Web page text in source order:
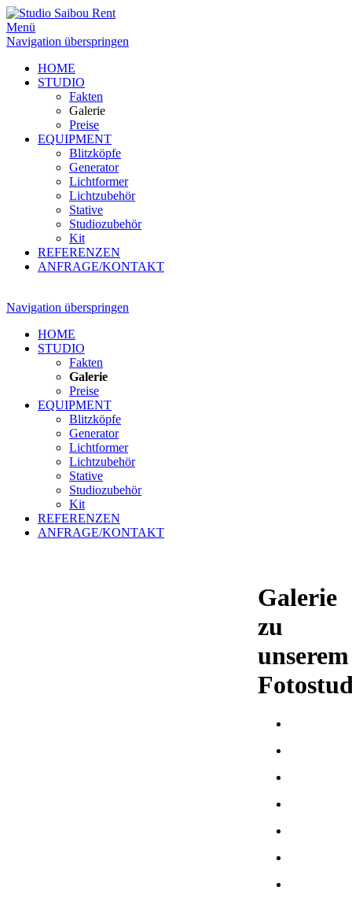
Menü
Navigation überspringen
HOME
STUDIO
Fakten
Galerie
Preise
EQUIPMENT
Blitzköpfe
Generator
Lichtformer
Lichtzubehör
Stative
Studiozubehör
Kit
REFERENZEN
ANFRAGE/KONTAKT
Navigation überspringen
HOME
STUDIO
Fakten
Galerie
Preise
EQUIPMENT
Blitzköpfe
Generator
Lichtformer
Lichtzubehör
Stative
Studiozubehör
Kit
REFERENZEN
ANFRAGE/KONTAKT
Galerie
zu
unserem